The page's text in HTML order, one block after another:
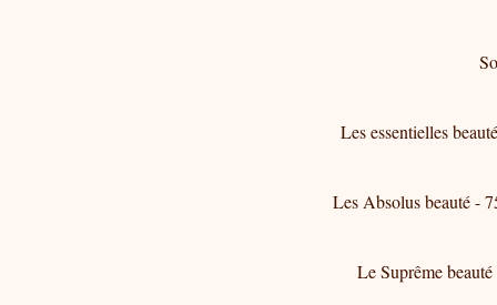
Les essentielles
Les Absolus beauté -
Le Suprême